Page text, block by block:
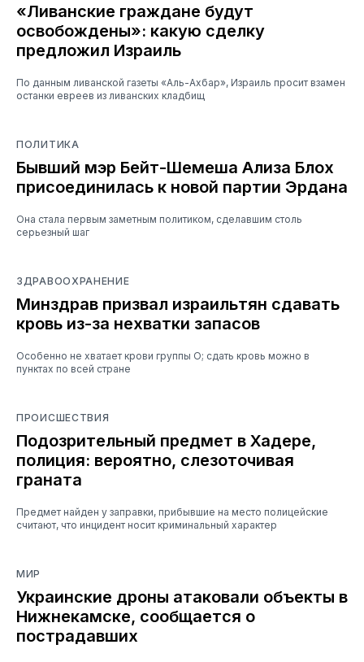
«Ливанские граждане будут
освобождены»: какую сделку
предложил Израиль
По данным ливанской газеты «Аль-Ахбар», Израиль просит взамен
останки евреев из ливанских кладбищ
ПОЛИТИКА
Бывший мэр Бейт-Шемеша Ализа Блох
присоединилась к новой партии Эрдана
Она стала первым заметным политиком, сделавшим столь
серьезный шаг
ЗДРАВООХРАНЕНИЕ
Минздрав призвал израильтян сдавать
кровь из-за нехватки запасов
Особенно не хватает крови группы O; сдать кровь можно в
пунктах по всей стране
ПРОИСШЕСТВИЯ
Подозрительный предмет в Хадере,
полиция: вероятно, слезоточивая
граната
Предмет найден у заправки, прибывшие на место полицейские
считают, что инцидент носит криминальный характер
МИР
Украинские дроны атаковали объекты в
Нижнекамске, сообщается о
пострадавших